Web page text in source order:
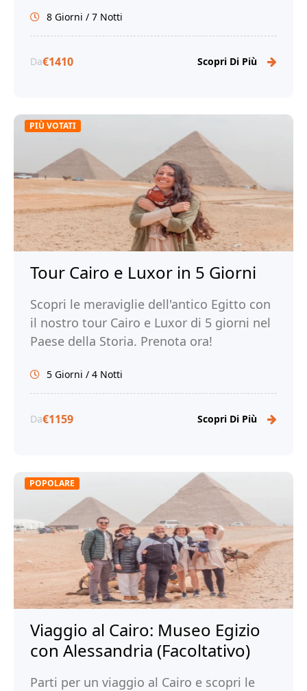
8 Giorni / 7 Notti
Da€1410 Scopri Di Più
PIÙ VOTATI
Tour Cairo e Luxor in 5 Giorni
Scopri le meraviglie dell'antico Egitto con
il nostro tour Cairo e Luxor di 5 giorni nel
Paese della Storia. Prenota ora!
5 Giorni / 4 Notti
Da€1159 Scopri Di Più
POPOLARE
Viaggio al Cairo: Museo Egizio
con Alessandria (Facoltativo)
Parti per un viaggio al Cairo e scopri le